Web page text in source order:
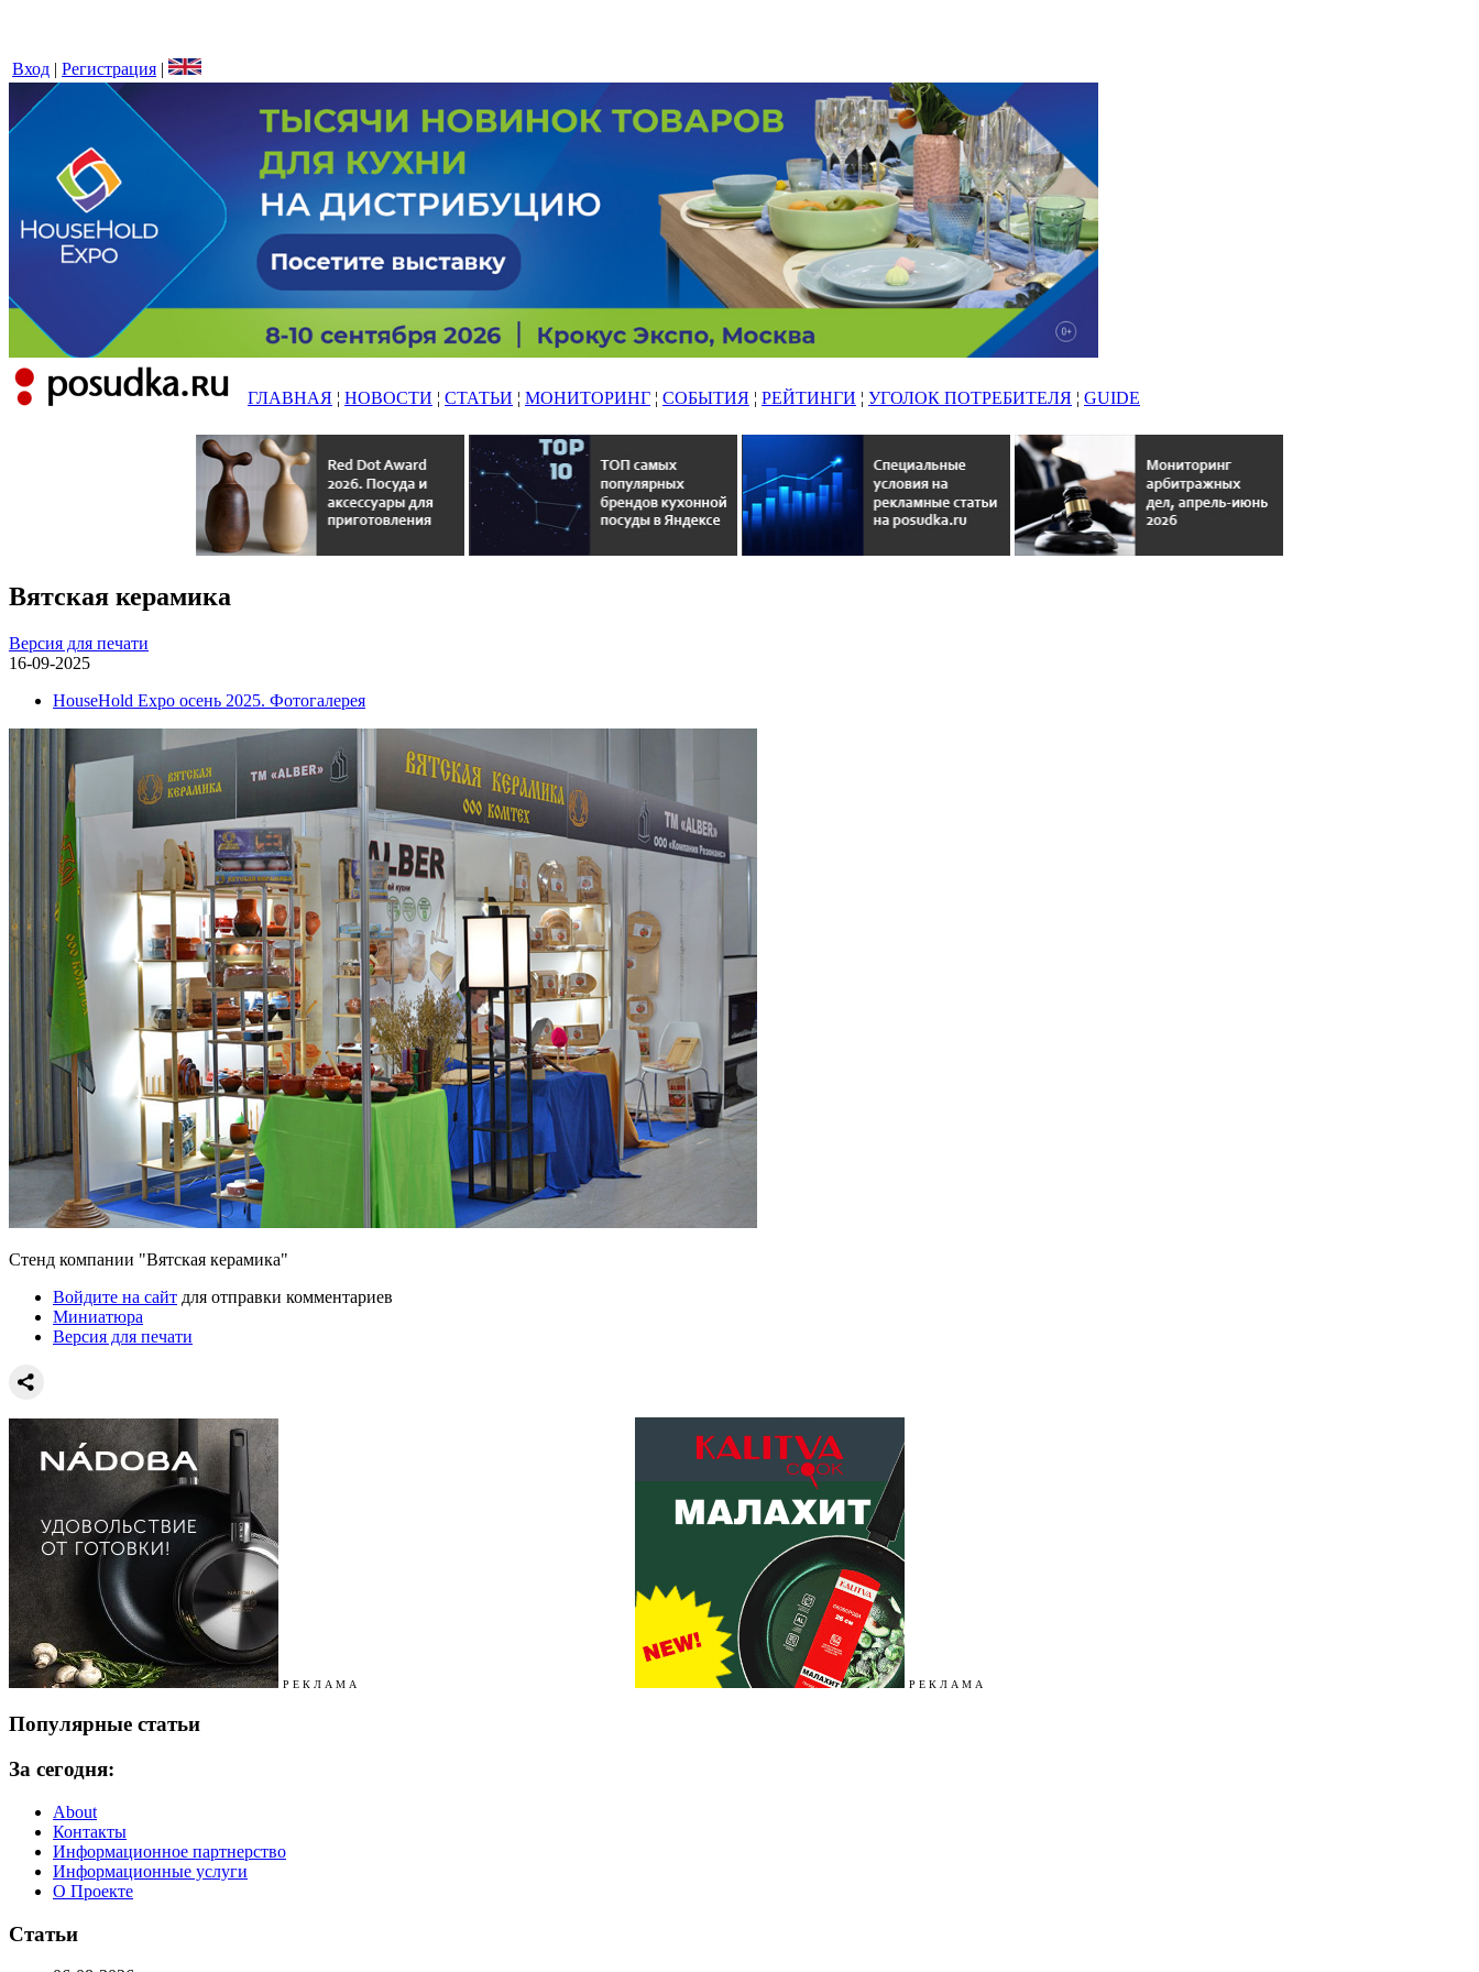
Вход | Регистрация |
ГЛАВНАЯ ¦ НОВОСТИ ¦ СТАТЬИ ¦ МОНИТОРИНГ ¦ СОБЫТИЯ ¦ РЕЙТИНГИ ¦ УГОЛОК ПОТРЕБИТЕЛЯ ¦ GUIDE
Вятская керамика
Версия для печати
16-09-2025
HouseHold Expo осень 2025. Фотогалерея
Стенд компании "Вятская керамика"
Войдите на сайт для отправки комментариев
Миниатюра
Версия для печати
Р Е К Л А М А Р Е К Л А М А
Популярные статьи
За сегодня:
About
Контакты
Информационное партнерство
Информационные услуги
О Проекте
Статьи